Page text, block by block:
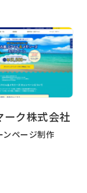
！ Cursor がやっ
記録
グ
の DB 接続
で管理す
グ
ら学ぶ、「本当に
ーク株式会社
ンページ制作